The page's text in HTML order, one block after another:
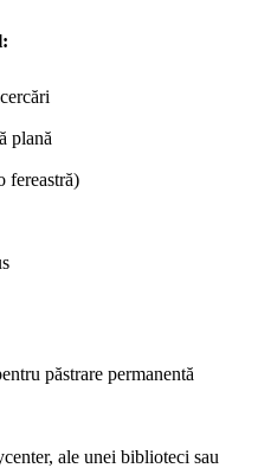
plană
fereastră)
păstrare permanentă
ale unei biblioteci sau